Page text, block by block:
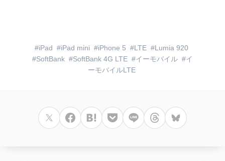
iPad iPad mini iPhone 5 LTE
Lumia 920
SoftBank
SoftBank 4G LTE イーモバイル
イ
ーモバイルLTE